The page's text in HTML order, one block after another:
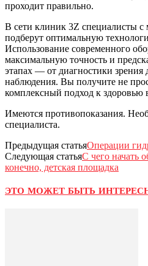
проходит правильно.
В сети клиник 3Z специалисты
подберут оптимальную
Использование современного
максимальную точность и
этапах — от диагностики зрения
наблюдения. Вы получите не
комплексный подход к здоровью
Имеются противопоказания.
специалиста.
Предыдущая статьяОперации
Следующая статьяС чего начать
конечно, детская площадка
ЭТО МОЖЕТ БЫТЬ